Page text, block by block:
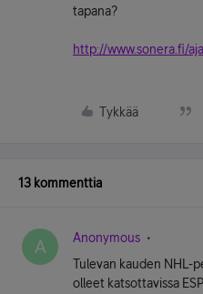
tapana?
http://www.sonera.fi/
Tykkää
13 kommenttia
A Anonymous
Tulevan kauden NHL-
olleet katsottavissa